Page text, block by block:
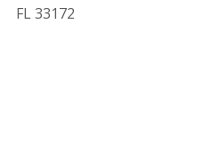
FL 33172